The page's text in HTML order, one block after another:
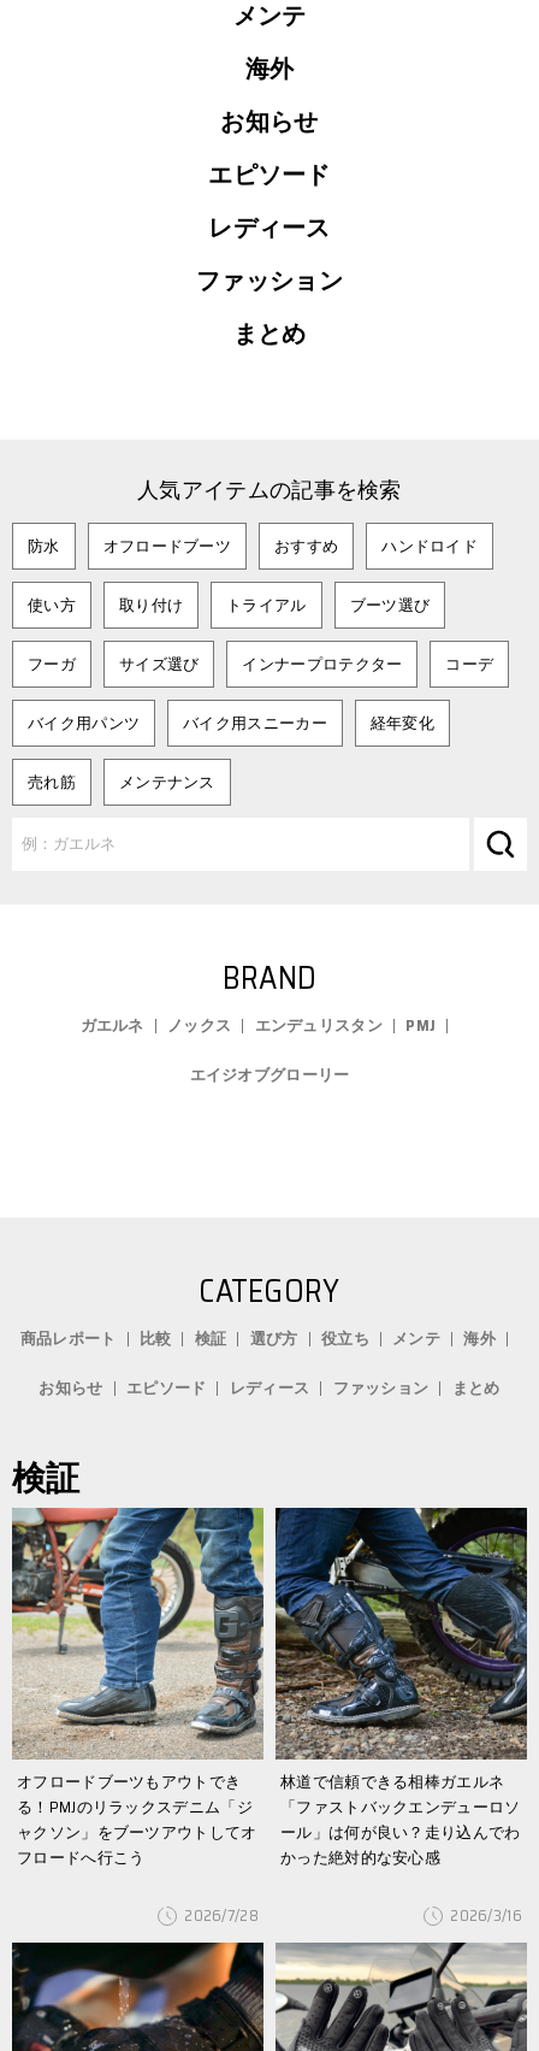
メンテ
海外
お知らせ
エピソード
レディース
ファッション
まとめ
人気アイテムの記事を検索
防水 オフロードブーツ おすすめ ハンドロイド
使い方 取り付け トライアル ブーツ選び
フーガ サイズ選び インナープロテクター コーデ
バイク用パンツ バイク用スニーカー 経年変化
売れ筋 メンテナンス
BRAND
ガエルネ ノックス エンデュリスタン
PMJ
エイジオブグローリー
CATEGORY
商品レポート 比較 検証 選び方 役立ち メンテ
海外
お知らせ
エピソード レディース ファッション まとめ
検証
オフロードブーツもアウトでき
る！PMJのリラックスデニム「ジ
ャクソン」をブーツアウトしてオ
フロードへ行こう
2026/7/28
林道で信頼できる相棒ガエルネ
「ファストバックエンデューロソ
ール」は何が良い？走り込んでわ
かった絶対的な安心感
2026/3/16